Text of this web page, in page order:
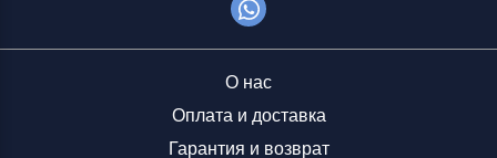
О нас
Оплата и доставка
Гарантия и возврат